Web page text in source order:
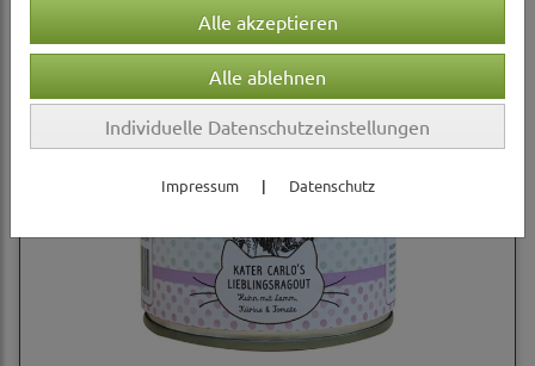
Individuelle Datenschutzeinstellungen
Impressum | Datenschutz